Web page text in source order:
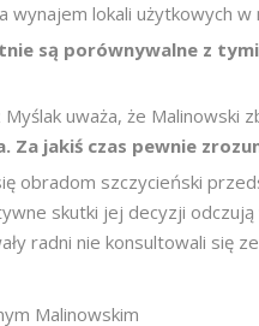
wynajem lokali użytkowych
są porównywalne z
Myślak uważa, że
Za jakiś czas pewnie
obradom szczycieński
skutki jej decyzji
radni nie konsultowali się
Malinowskim